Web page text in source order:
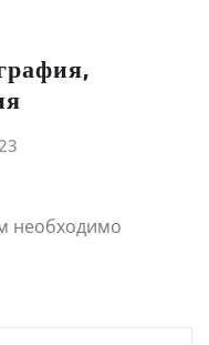
необходимо